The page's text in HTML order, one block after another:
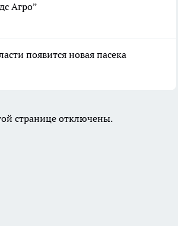
Агро”
появится новая пасека
странице отключены.